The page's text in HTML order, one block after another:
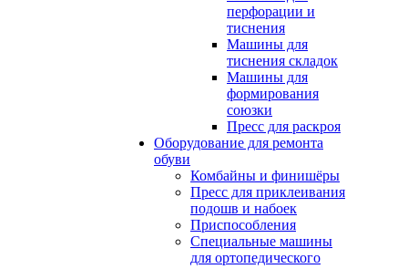
перфорации и
тиснения
Машины для
тиснения складок
Машины для
формирования
союзки
Пресс для раскроя
Оборудование для ремонта
обуви
Комбайны и финишёры
Пресс для приклеивания
подошв и набоек
Приспособления
Специальные машины
для ортопедического